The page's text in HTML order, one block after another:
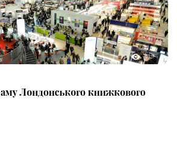
1194
Лондонського книжкового